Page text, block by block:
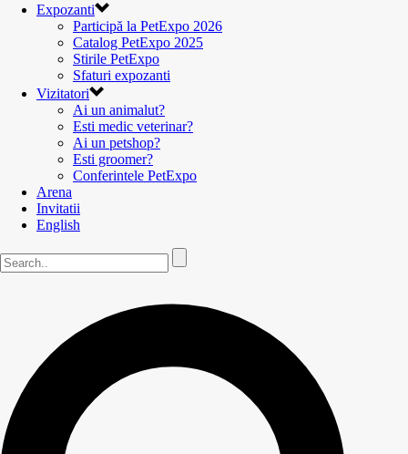
Expozanti
Participă la PetExpo 2026
Catalog PetExpo 2025
Stirile PetExpo
Sfaturi expozanti
Vizitatori
Ai un animalut?
Esti medic veterinar?
Ai un petshop?
Esti groomer?
Conferintele PetExpo
Arena
Invitatii
English